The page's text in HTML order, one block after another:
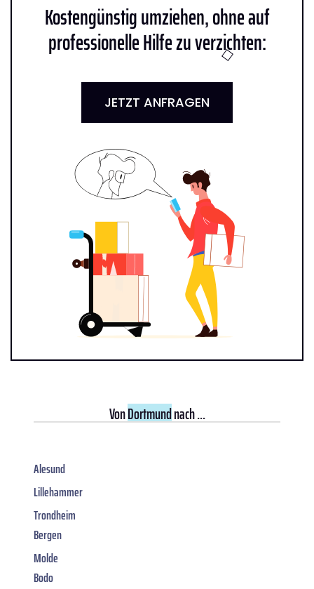
Kostengünstig umziehen, ohne auf
professionelle Hilfe zu verzichten:
JETZT ANFRAGEN
VonDortmundnach ...
Alesund
Lillehammer
Trondheim
Bergen
Molde
Bodo